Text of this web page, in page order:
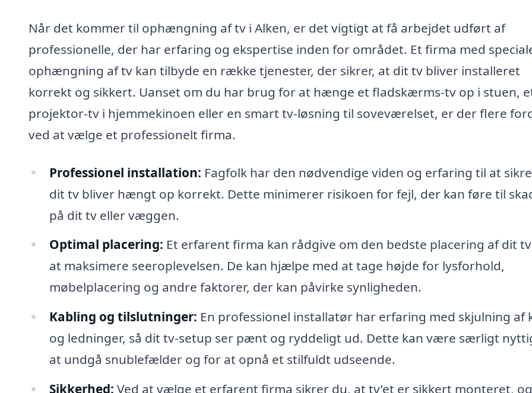
Når det kommer til ophængning af tv i Alken, er det vigtigt at få arbejdet udført af
professionelle, der har erfaring og ekspertise inden for området. Et firma med
ophængning af tv kan tilbyde en række tjenester, der sikrer, at dit tv bliver installeret
korrekt og sikkert. Uanset om du har brug for at hænge et fladskærms-tv op i stuen,
projektor-tv i hjemmekinoen eller en smart tv-løsning til soveværelset, er der flere
ved at vælge et professionelt firma.
Professionel installation: Fagfolk har den nødvendige viden og erfaring til at
dit tv bliver hængt op korrekt. Dette minimerer risikoen for fejl, der kan føre til
på dit tv eller væggen.
Optimal placering: Et erfarent firma kan rådgive om den bedste placering af dit
at maksimere seeroplevelsen. De kan hjælpe med at tage højde for lysforhold,
møbelplacering og andre faktorer, der kan påvirke synligheden.
Kabling og tilslutninger: En professionel installatør har erfaring med skjulning af
og ledninger, så dit tv-setup ser pænt og ryddeligt ud. Dette kan være særligt
at undgå snublefælder og for at opnå et stilfuldt udseende.
Sikkerhed: Ved at vælge et erfarent firma sikrer du, at tv’et er sikkert monteret,